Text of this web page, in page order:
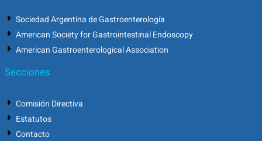
Sociedad Argentina de Gastroenterología
American Society for Gastrointestinal Endoscopy
American Gastroenterological Association
Secciones
Comisión Directiva
Estatutos
Contacto